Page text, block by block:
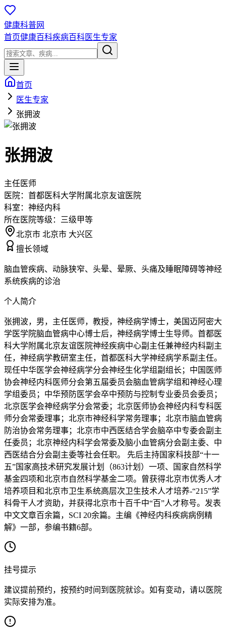
健康科普网
首页健康百科疾病百科医生专家
首页
医生专家
张拥波
张拥波
主任医师
医院： 首都医科大学附属北京友谊医院
科室： 神经内科
所在医院等级：
三级甲等
北京市 北京市 大兴区
擅长领域
脑血管疾病、动脉狭窄、头晕、晕厥、头痛及睡眠障碍等神经
系统疾病的诊治
个人简介
张拥波，男，主任医师，教授，神经病学博士，美国迈阿密大
学医学院脑血管病中心博士后，神经病学博士生导师。首都医
科大学附属北京友谊医院神经疾病中心副主任兼神经内科副主
任，神经病学教研室主任，首都医科大学神经病学系副主任。
现任中华医学会神经病学分会神经生化学组副组长；中国医师
协会神经内科医师分会第五届委员会脑血管病学组和神经心理
学组委员；中华预防医学会卒中预防与控制专业委员会委员；
北京医学会神经病学分会常委；北京医师协会神经内科专科医
师分会常委理事；北京市神经科学常务理事；北京市脑血管病
防治协会常务理事；北京市中西医结合学会脑卒中专委会副主
任委员；北京神经内科学会常委及脑小血管病分会副主委、中
西医结合分会副主委等社会任职。 先后主持国家科技部“十一
五”国家高技术研究发展计划（863计划）一项、国家自然科学
基金四项和北京市自然科学基金二项。曾获得北京市优秀人才
培养项目和北京市卫生系统高层次卫生技术人才培养-“215”学
科骨干人才资助，并获得北京市十百千中“百”人才称号。发表
中文文章百余篇，SCI 20余篇。主编《神经内科疾病病例精
解》一部，参编书籍6部。
挂号提示
建议提前预约，按预约时间到医院就诊。如有变动，请以医院
实际安排为准。